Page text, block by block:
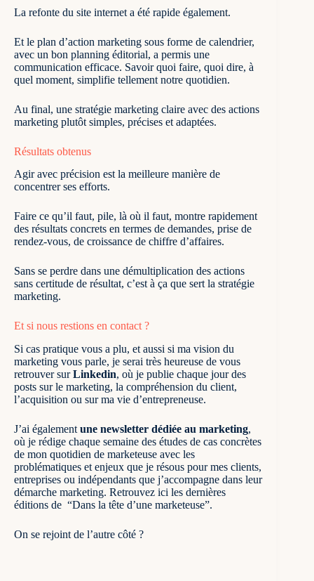
La refonte du site internet a été rapide également.
Et le plan d’action marketing sous forme de calendrier,
avec un bon planning éditorial, a permis une
communication efficace. Savoir quoi faire, quoi dire, à
quel moment, simplifie tellement notre quotidien.
Au final, une stratégie marketing claire avec des actions
marketing plutôt simples, précises et adaptées.
Résultats obtenus
Agir avec précision est la meilleure manière de
concentrer ses efforts.
Faire ce qu’il faut, pile, là où il faut, montre rapidement
des résultats concrets en termes de demandes, prise de
rendez-vous, de croissance de chiffre d’affaires.
Sans se perdre dans une démultiplication des actions
sans certitude de résultat, c’est à ça que sert la stratégie
marketing.
Et si nous restions en contact ?
Si cas pratique vous a plu, et aussi si ma vision du
marketing vous parle, je serai très heureuse de vous
retrouver surLinkedin, où je publie chaque jour des
posts sur le marketing, la compréhension du client,
l’acquisition ou sur ma vie d’entrepreneuse.
J’ai également une newsletter dédiée au marketing,
où je rédige chaque semaine des études de cas concrètes
de mon quotidien de marketeuse avec les
problématiques et enjeux que je résous pour mes clients,
entreprises ou indépendants que j’accompagne dans leur
démarche marketing. Retrouvez ici les dernières
éditions de “Dans la tête d’une marketeuse”.
On se rejoint de l’autre côté ?